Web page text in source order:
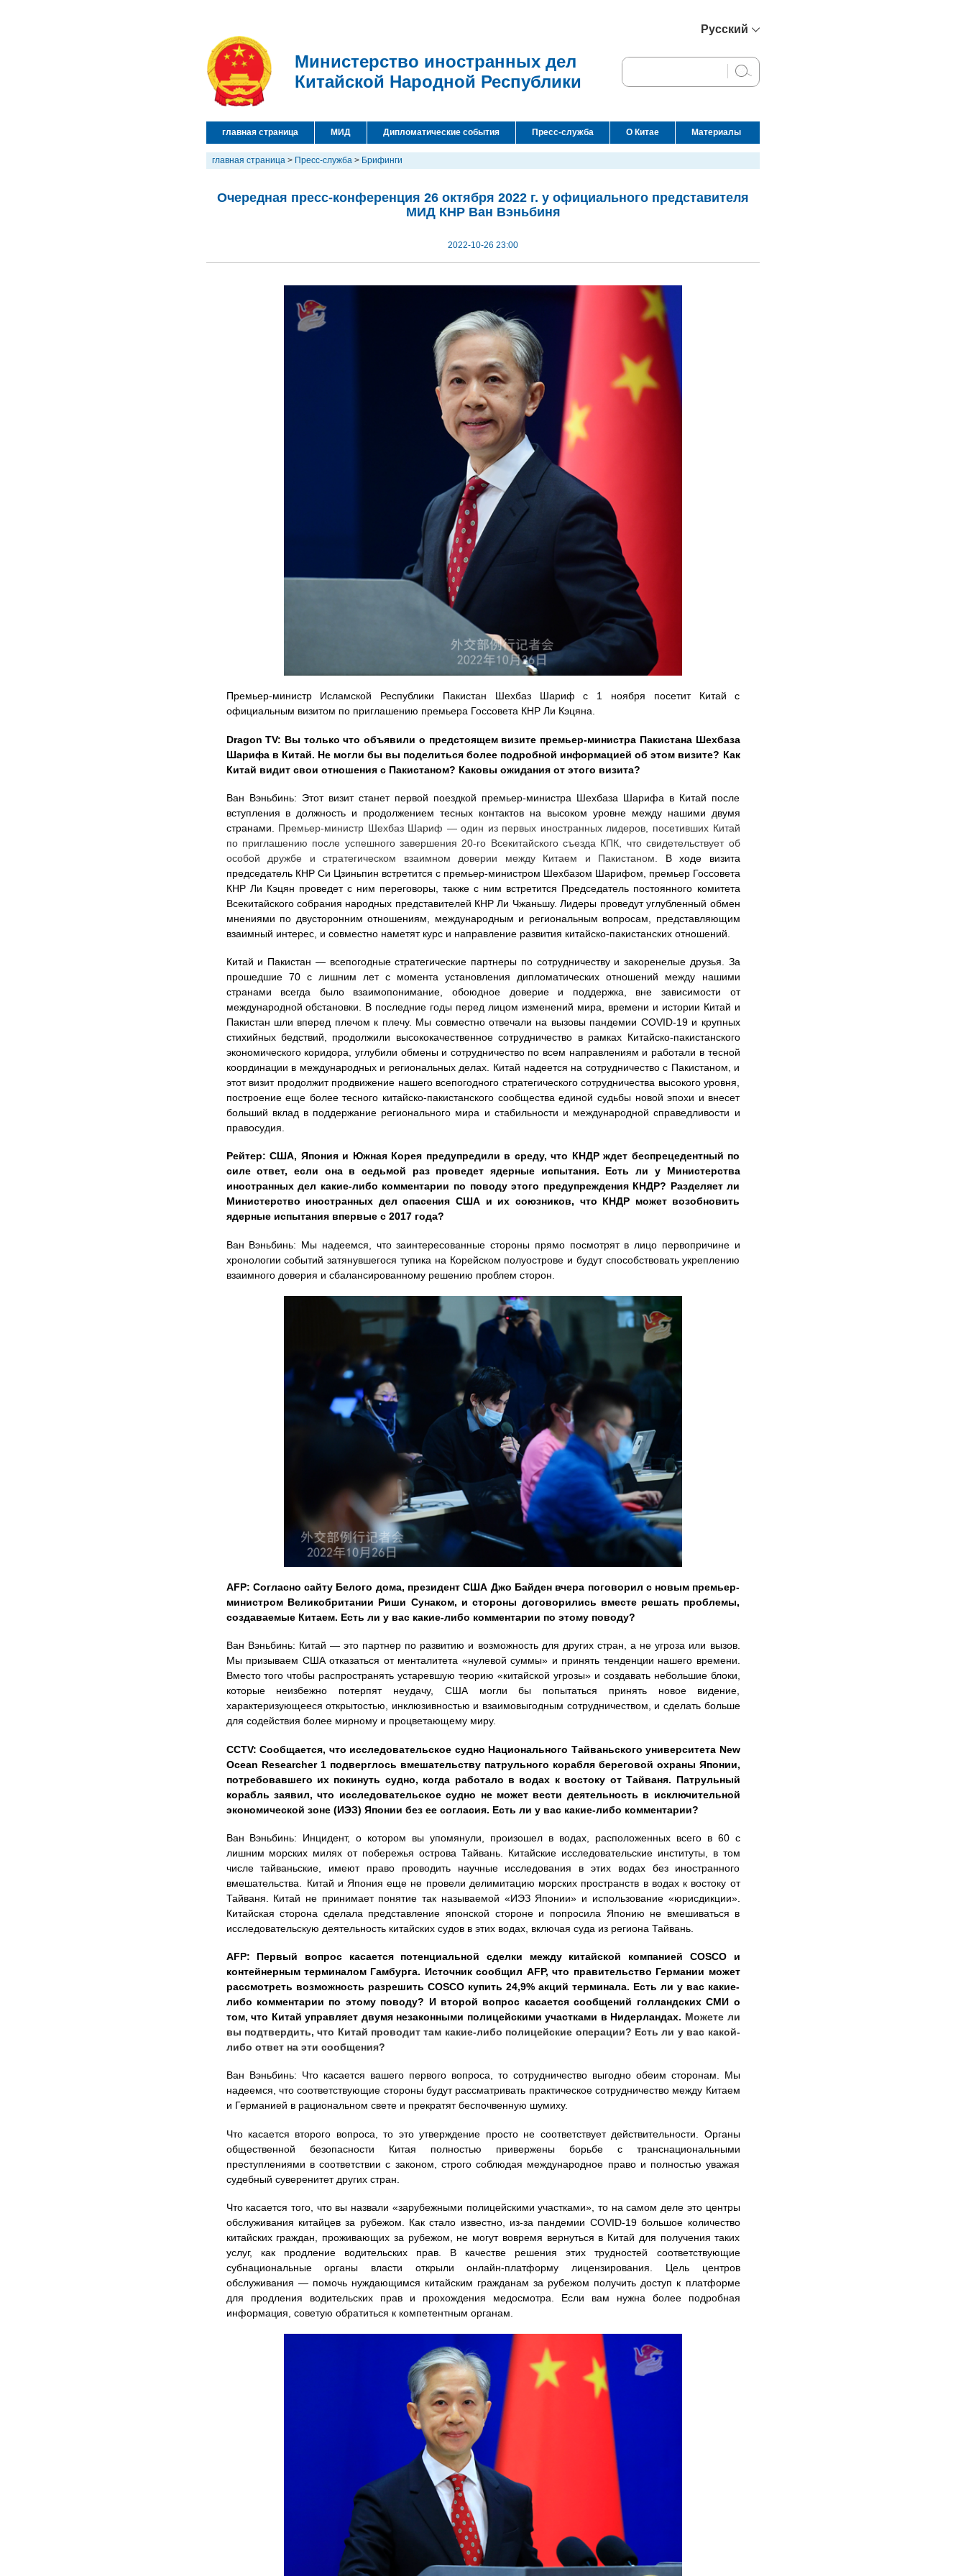
Русский
English
Español
عربي
Министерство иностранных дел
Китайской Народной Республики
главная страница МИД Дипломатические события Пресс-служба О Китае Материалы
главная страница > Пресс-служба > Брифинги
Очередная пресс-конференция 26 октября 2022 г. у официального представителя
МИД КНР Ван Вэньбиня
2022-10-26 23:00
Премьер-министр Исламской Республики Пакистан Шехбаз Шариф с 1 ноября посетит Китай с
официальным визитом по приглашению премьера Госсовета КНР Ли Кэцяна.
Dragon TV: Вы только что объявили о предстоящем визите премьер-министра Пакистана Шехбаза
Шарифа в Китай. Не могли бы вы поделиться более подробной информацией об этом визите? Как
Китай видит свои отношения с Пакистаном? Каковы ожидания от этого визита?
Ван Вэньбинь: Этот визит станет первой поездкой премьер-министра Шехбаза Шарифа в Китай после
вступления в должность и продолжением тесных контактов на высоком уровне между нашими двумя
странами.
Премьер-министр Шехбаз Шариф — один из первых иностранных лидеров, посетивших Китай
по приглашению после успешного завершения 20-го Всекитайского съезда КПК, что свидетельствует об
особой дружбе и стратегическом взаимном доверии между Китаем и Пакистаном. В ходе визита
председатель КНР Си Цзиньпин встретится с премьер-министром Шехбазом Шарифом, премьер Госсовета
КНР Ли Кэцян проведет с ним переговоры, также с ним встретится Председатель постоянного комитета
Всекитайского собрания народных представителей КНР Ли Чжаньшу. Лидеры проведут углубленный обмен
мнениями по двусторонним отношениям, международным и региональным вопросам, представляющим
взаимный интерес, и совместно наметят курс и направление развития китайско-пакистанских отношений.
Китай и Пакистан — всепогодные стратегические партнеры по сотрудничеству и закоренелые друзья. За
прошедшие 70 с лишним лет с момента установления дипломатических отношений между нашими
странами всегда было взаимопонимание, обоюдное доверие и поддержка, вне зависимости от
международной обстановки. В последние годы перед лицом изменений мира, времени и истории Китай и
Пакистан шли вперед плечом к плечу. Мы совместно отвечали на вызовы пандемии COVID-19 и крупных
стихийных бедствий, продолжили высококачественное сотрудничество в рамках Китайско-пакистанского
экономического коридора, углубили обмены и сотрудничество по всем направлениям и работали в тесной
координации в международных и региональных делах. Китай надеется на сотрудничество с Пакистаном, и
этот визит продолжит продвижение нашего всепогодного стратегического сотрудничества высокого уровня,
построение еще более тесного китайско-пакистанского сообщества единой судьбы новой эпохи и внесет
больший вклад в поддержание регионального мира и стабильности и международной справедливости и
правосудия.
Рейтер: США, Япония и Южная Корея предупредили в среду, что КНДР ждет беспрецедентный по
силе ответ, если она в седьмой раз проведет ядерные испытания. Есть ли у Министерства
иностранных дел какие-либо комментарии по поводу этого предупреждения КНДР? Разделяет ли
Министерство иностранных дел опасения США и их союзников, что КНДР может возобновить
ядерные испытания впервые с 2017 года?
Ван Вэньбинь: Мы надеемся, что заинтересованные стороны прямо посмотрят в лицо первопричине и
хронологии событий затянувшегося тупика на Корейском полуострове и будут способствовать укреплению
взаимного доверия и сбалансированному решению проблем сторон.
AFP: Согласно сайту Белого дома, президент США Джо Байден вчера поговорил с новым премьер-
министром Великобритании Риши Сунаком, и стороны договорились вместе решать проблемы,
создаваемые Китаем. Есть ли у вас какие-либо комментарии по этому поводу?
Ван Вэньбинь: Китай — это партнер по развитию и возможность для других стран, а не угроза или вызов.
Мы призываем США отказаться от менталитета «нулевой суммы» и принять тенденции нашего времени.
Вместо того чтобы распространять устаревшую теорию «китайской угрозы» и создавать небольшие блоки,
которые неизбежно потерпят неудачу, США могли бы попытаться принять новое видение,
характеризующееся открытостью, инклюзивностью и взаимовыгодным сотрудничеством, и сделать больше
для содействия более мирному и процветающему миру.
CCTV: Сообщается, что исследовательское судно Национального Тайваньского университета New
Ocean Researcher 1 подверглось вмешательству патрульного корабля береговой охраны Японии,
потребовавшего их покинуть судно, когда работало в водах к востоку от Тайваня. Патрульный
корабль заявил, что исследовательское судно не может вести деятельность в исключительной
экономической зоне (ИЭЗ) Японии без ее согласия. Есть ли у вас какие-либо комментарии?
Ван Вэньбинь: Инцидент, о котором вы упомянули, произошел в водах, расположенных всего в 60 с
лишним морских милях от побережья острова Тайвань. Китайские исследовательские институты, в том
числе тайваньские, имеют право проводить научные исследования в этих водах без иностранного
вмешательства. Китай и Япония еще не провели делимитацию морских пространств в водах к востоку от
Тайваня. Китай не принимает понятие так называемой «ИЭЗ Японии» и использование «юрисдикции».
Китайская сторона сделала представление японской стороне и попросила Японию не вмешиваться в
исследовательскую деятельность китайских судов в этих водах, включая суда из региона Тайвань.
AFP: Первый вопрос касается потенциальной сделки между китайской компанией COSCO и
контейнерным терминалом Гамбурга. Источник сообщил AFP, что правительство Германии может
рассмотреть возможность разрешить COSCO купить 24,9% акций терминала. Есть ли у вас какие-
либо комментарии по этому поводу? И второй вопрос касается сообщений голландских СМИ о
том, что Китай управляет двумя незаконными полицейскими участками в Нидерландах. Можете ли
вы подтвердить, что Китай проводит там какие-либо полицейские операции? Есть ли у вас какой-
либо ответ на эти сообщения?
Ван Вэньбинь: Что касается вашего первого вопроса, то сотрудничество выгодно обеим сторонам. Мы
надеемся, что соответствующие стороны будут рассматривать практическое сотрудничество между Китаем
и Германией в рациональном свете и прекратят беспочвенную шумиху.
Что касается второго вопроса, то это утверждение просто не соответствует действительности. Органы
общественной безопасности Китая полностью привержены борьбе с транснациональными
преступлениями в соответствии с законом, строго соблюдая международное право и полностью уважая
судебный суверенитет других стран.
Что касается того, что вы назвали «зарубежными полицейскими участками», то на самом деле это центры
обслуживания китайцев за рубежом. Как стало известно, из-за пандемии COVID-19 большое количество
китайских граждан, проживающих за рубежом, не могут вовремя вернуться в Китай для получения таких
услуг, как продление водительских прав. В качестве решения этих трудностей соответствующие
субнациональные органы власти открыли онлайн-платформу лицензирования. Цель центров
обслуживания — помочь нуждающимся китайским гражданам за рубежом получить доступ к платформе
для продления водительских прав и прохождения медосмотра. Если вам нужна более подробная
информация, советую обратиться к компетентным органам.